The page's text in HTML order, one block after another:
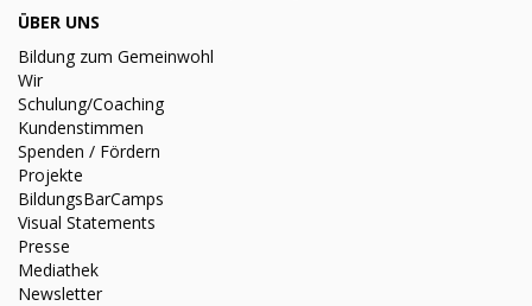
ÜBER UNS
Bildung zum Gemeinwohl
Wir
Schulung/Coaching
Kundenstimmen
Spenden / Fördern
Projekte
BildungsBarCamps
Visual Statements
Presse
Mediathek
Newsletter